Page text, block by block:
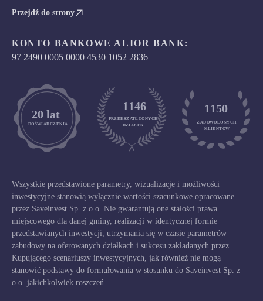
Przejdź do strony
KONTO BANKOWE ALIOR BANK:
97 2490 0005 0000 4530 1052 2836
DOŚWIADCZENIA
	20 lat
1146
PRZEKSZATŁCONYCH
DZIAŁEK
1150
ZADOWOLONYCH
KLIENTÓW
Wszystkie przedstawione parametry, wizualizacje i możliwości
inwestycyjne stanowią wyłącznie wartości szacunkowe opracowane
przez Saveinvest Sp. z o.o. Nie gwarantują one stałości prawa
miejscowego dla danej gminy, realizacji w identycznej formie
przedstawianych inwestycji, utrzymania się w czasie parametrów
zabudowy na oferowanych działkach i sukcesu zakładanych przez
Kupującego scenariuszy inwestycyjnych, jak również nie mogą
stanowić podstawy do formułowania w stosunku do Saveinvest Sp. z
o.o. jakichkolwiek roszczeń.